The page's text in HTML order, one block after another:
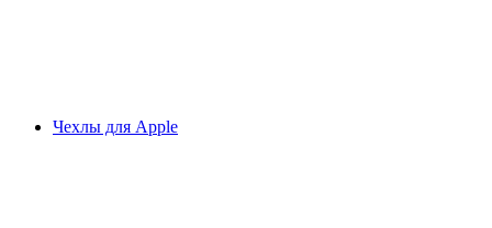
Чехлы для Apple